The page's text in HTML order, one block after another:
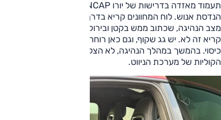
הנדסת אנוש. לוח המחוונים קריא בדרך כלל, למעט החיווי על
מצב הנהיגה, שכתוב ממש בקטן ובירוק בהיר ועל רקע בהיר;
קריא זה לא. יש גג שקוף, וגם כאן רוחה של טסלה מרחפת: אין
כיסוי. בהמשך במהלך הנהיגה, לא הצלחנו לכבות את ההכוונות
הקוליות של מערכת הניווט.